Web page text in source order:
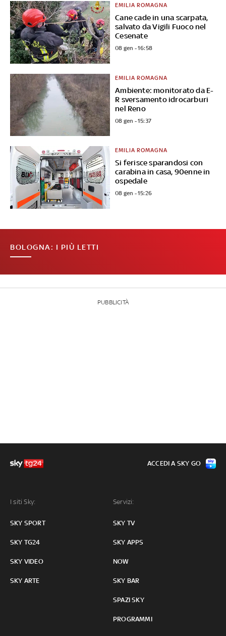
Cane cade in una scarpata,
salvato da Vigili Fuoco nel
Cesenate
EMILIA ROMAGNA
08 gen - 16:58
Ambiente: monitorato da E-
R sversamento idrocarburi
nel Reno
EMILIA ROMAGNA
08 gen - 15:37
Si ferisce sparandosi con
carabina in casa, 90enne in
ospedale
EMILIA ROMAGNA
08 gen - 15:26
BOLOGNA: I PIÙ LETTI
PUBBLICITÀ
I siti Sky:
SKY SPORT
SKY TG24
SKY VIDEO
SKY ARTE
Servizi:
SKY TV
SKY APPS
NOW
SKY BAR
SPAZI SKY
PROGRAMMI
ACCEDI A SKY GO